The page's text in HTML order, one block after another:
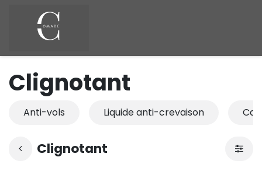
Clignotant
Anti-vols Liquide anti-crevaison
Clignotant